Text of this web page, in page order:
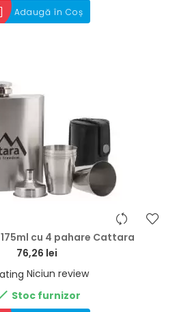
Adaugă în Coș
cu 4 pahare Cattara
76,26 lei
Niciun review
Stoc furnizor